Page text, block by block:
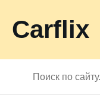
Carflix